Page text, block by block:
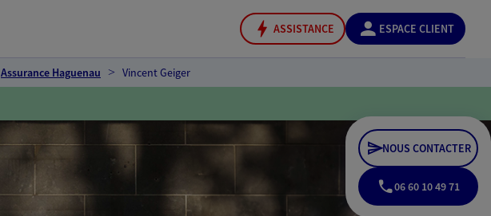
ASSISTANCE ESPACE CLIENT
Assurance Haguenau Vincent Geiger
NOUS CONTACTER
06 60 10 49 71